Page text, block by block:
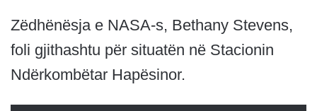
Zëdhënësja e NASA-s, Bethany Stevens,
foli gjithashtu për situatën në Stacionin
Ndërkombëtar Hapësinor.